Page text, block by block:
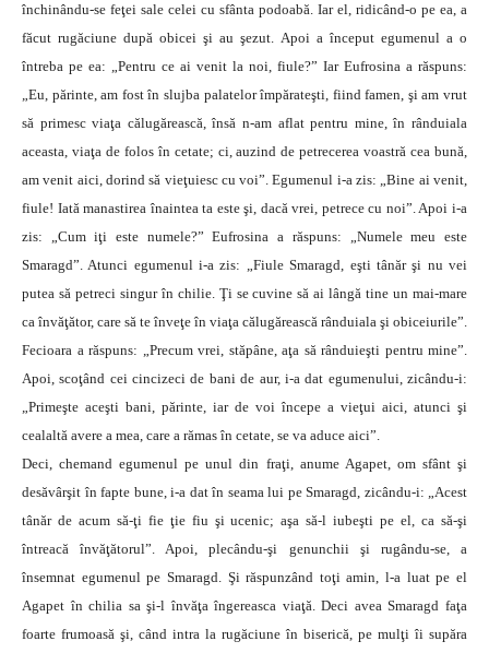
închinându-se feţei sale celei cu sfânta podoabă. Iar el, ridicând-o pe ea, a
făcut rugăciune după obicei şi au şezut. Apoi a început egumenul a o
întreba pe ea: „Pentru ce ai venit la noi, fiule?” Iar Eufrosina a răspuns:
„Eu, părinte, am fost în slujba palatelor împărateşti, fiind famen, şi am vrut
să primesc viaţa călugărească, însă n-am aflat pentru mine, în rânduiala
aceasta, viaţa de folos în cetate; ci, auzind de petrecerea voastră cea bună,
am venit aici, dorind să vieţuiesc cu voi”. Egumenul i-a zis: „Bine ai venit,
fiule! Iată manastirea înaintea ta este şi, dacă vrei, petrece cu noi”. Apoi i-a
zis: „Cum iţi este numele?” Eufrosina a răspuns: „Numele meu este
Smaragd”. Atunci egumenul i-a zis: „Fiule Smaragd, eşti tânăr şi nu vei
putea să petreci singur în chilie. Ţi se cuvine să ai lângă tine un mai-mare
ca învăţător, care să te înveţe în viaţa călugărească rânduiala şi obiceiurile”.
Fecioara a răspuns: „Precum vrei, stăpâne, aţa să rânduieşti pentru mine”.
Apoi, scoţând cei cincizeci de bani de aur, i-a dat egumenului, zicându-i:
„Primeşte aceşti bani, părinte, iar de voi începe a vieţui aici, atunci şi
cealaltă avere a mea, care a rămas în cetate, se va aduce aici”.
Deci, chemand egumenul pe unul din fraţi, anume Agapet, om sfânt şi
desăvârşit în fapte bune, i-a dat în seama lui pe Smaragd, zicându-i: „Acest
tânăr de acum să-ţi fie ţie fiu şi ucenic; aşa să-l iubeşti pe el, ca să-şi
întreacă învăţătorul”. Apoi, plecându-şi genunchii şi rugându-se, a
însemnat egumenul pe Smaragd. Şi răspunzând toţi amin, l-a luat pe el
Agapet în chilia sa şi-l învăţa îngereasca viaţă. Deci avea Smaragd faţa
foarte frumoasă şi, când intra la rugăciune în biserică, pe mulţi îi supăra